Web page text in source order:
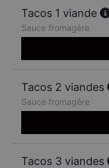
Tacos 1 viande
Sauce fromagère
Tacos 2 viandes
Sauce fromagère
Tacos 3 viandes